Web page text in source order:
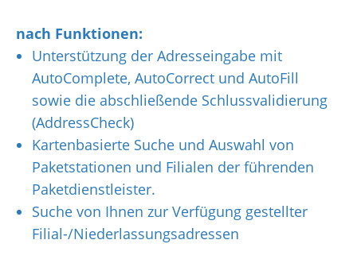
nach Funktionen:
Unterstützung der Adresseingabe mit
AutoComplete, AutoCorrect und AutoFill
sowie die abschließende Schlussvalidierung
(AddressCheck)
Kartenbasierte Suche und Auswahl von
Paketstationen und Filialen der führenden
Paketdienstleister.
Suche von Ihnen zur Verfügung gestellter
Filial-/Niederlassungsadressen